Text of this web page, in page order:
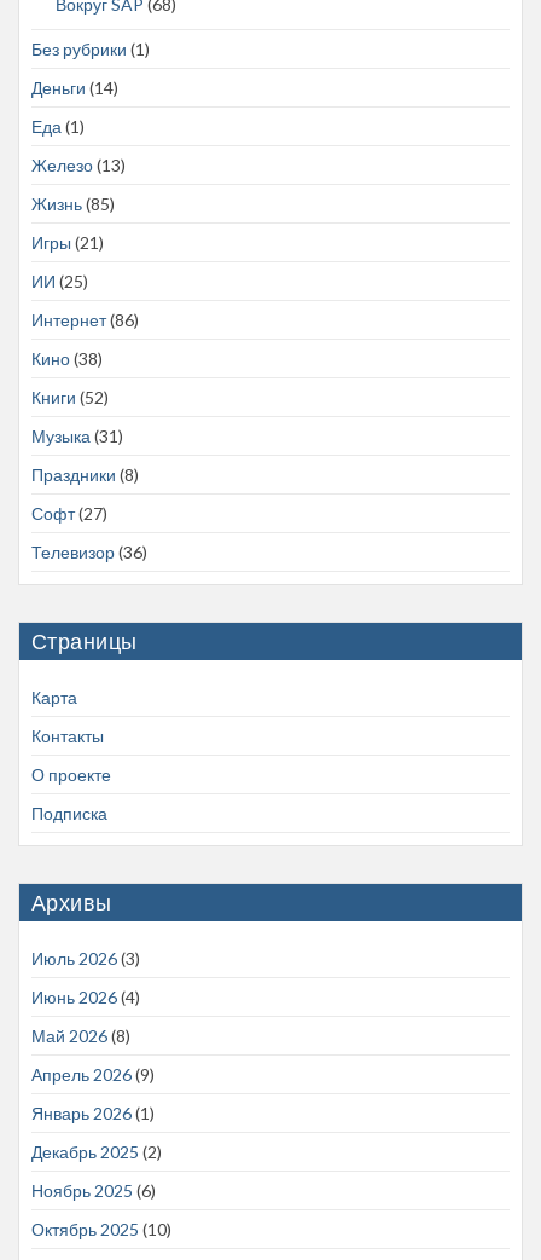
Вокруг SAP (68)
Без рубрики (1)
Деньги (14)
Еда(1)
Железо(13)
Жизнь(85)
Игры (21)
ИИ (25)
Интернет(86)
Кино(38)
Книги (52)
Музыка(31)
Праздники (8)
Софт(27)
Телевизор(36)
Страницы
Карта
Контакты
О проекте
Подписка
Архивы
Июль 2026(3)
Июнь 2026(4)
Май 2026(8)
Апрель 2026(9)
Январь 2026(1)
Декабрь 2025 (2)
Ноябрь 2025 (6)
Октябрь 2025 (10)